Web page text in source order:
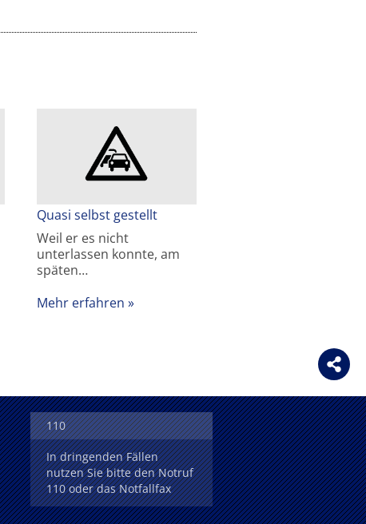
Quasi selbst gestellt
Weil er es nicht
unterlassen konnte, am
späten…
Mehr erfahren
110
In dringenden Fällen
nutzen Sie bitte den Notruf
110 oder das Notfallfax